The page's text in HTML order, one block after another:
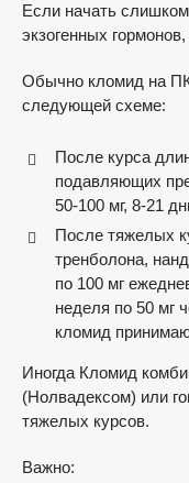
Если начать
экзогенных
Обычно кломид на
следующей схеме:
После курса
подавляющих
50-100 мг, 8-21
После тяжелых
тренболона,
по 100 мг
неделя по 50 мг
кломид
Иногда Кломид
(Нолвадексом) или
тяжелых курсов.
Важно: